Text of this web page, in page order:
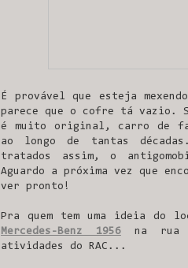
É provável que esteja
parece que o cofre tá vazio.
é muito original, carro de
ao longo de tantas
tratados assim, o
Aguardo a próxima vez que
ver pronto!
Pra quem tem uma ideia do
Mercedes-Benz 1956na rua
atividades do RAC...